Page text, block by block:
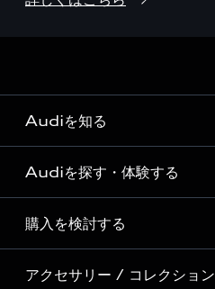
Audiを知る
Audi ブランド
Story of Progress
Audi Sport
Audiを探す・体験する
ディーラー検索
新車在庫検索
購入を検討する
モデル一覧
アクセサリー / コレクション